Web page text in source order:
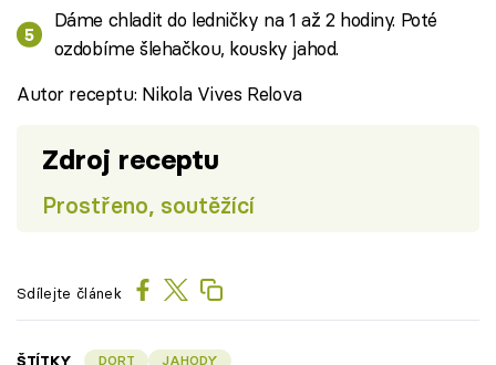
Dáme chladit do ledničky na 1 až 2 hodiny. Poté
ozdobíme šlehačkou, kousky jahod.
Autor receptu: Nikola Vives Relova
Zdroj receptu
Prostřeno, soutěžící
Sdílejte článek
ŠTÍTKY DORT JAHODY